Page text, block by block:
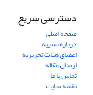
دسترسی سریع
صفحه اصلی
درباره نشریه
اعضای هیات تحریریه
ارسال مقاله
تماس با ما
نقشه سایت